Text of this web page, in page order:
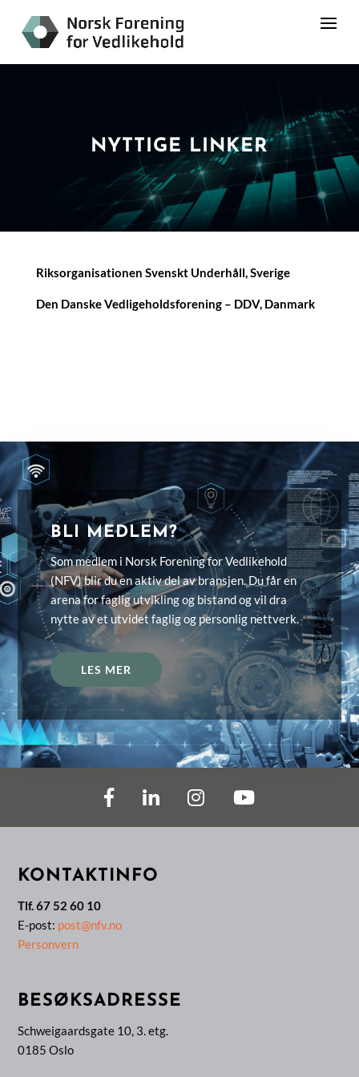
NYTTIGE LINKER
Riksorganisationen Svenskt Underhåll, Sverige
Den Danske Vedligeholdsforening – DDV, Danmark
BLI MEDLEM?
Som medlem i Norsk Forening for Vedlikehold
(NFV) blir du en aktiv del av bransjen. Du får en
arena for faglig utvikling og bistand og vil dra
nytte av et utvidet faglig og personlig nettverk.
LES MER
KONTAKTINFO
Tlf. 67 52 60 10
E-post: post@nfv.no
Personvern
BESØKSADRESSE
Schweigaardsgate 10, 3. etg.
0185 Oslo